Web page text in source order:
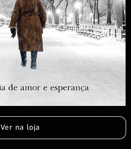
Ver na loja